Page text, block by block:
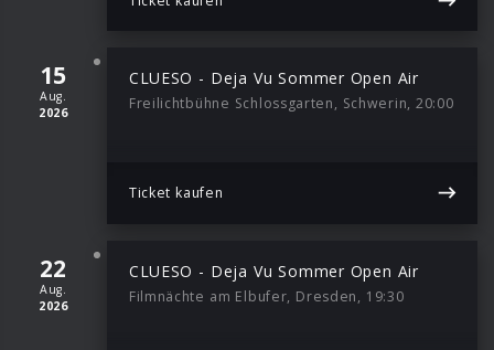
15
Aug.
2026
CLUESO - Deja Vu Sommer Open Air
Freilichtbühne Schlossgarten, Schwerin, 20:00
Ticket kaufen
22
Aug.
2026
CLUESO - Deja Vu Sommer Open Air
Filmnächte am Elbufer, Dresden, 19:30